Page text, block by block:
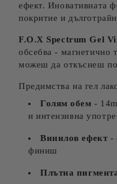
ефект. Иновативната
покритие и
F.O.X Spectrum Gel
обсебва - магнетично
можеш да откъснеш
Предимства на гел
Голям обем -
и интензивна
Винилов ефект -
финиш
Плътна